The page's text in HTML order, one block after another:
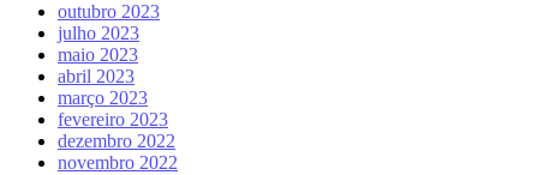
outubro 2023
julho 2023
maio 2023
abril 2023
março 2023
fevereiro 2023
dezembro 2022
novembro 2022